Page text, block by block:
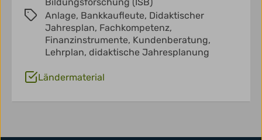
Anlage, Bankkaufleute, Didaktischer
Jahresplan, Fachkompetenz,
Finanzinstrumente, Kundenberatung,
Lehrplan, didaktische Jahresplanung
Ländermaterial